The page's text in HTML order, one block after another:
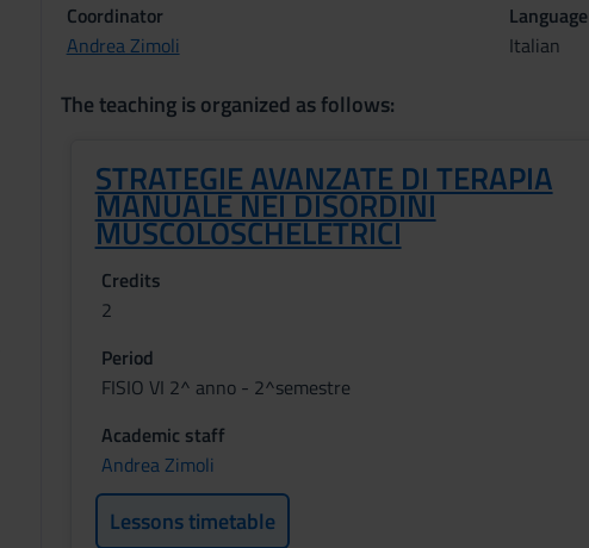
Coordinator
Andrea Zimoli
Language
Italian
The teaching is organized as follows:
STRATEGIE AVANZATE DI TERAPIA
MANUALE NEI DISORDINI
MUSCOLOSCHELETRICI
Credits
2
Period
FISIO VI 2^ anno - 2^semestre
Academic staff
Andrea Zimoli
Lessons timetable